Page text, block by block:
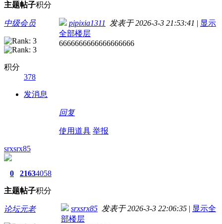
主题帖子积分
中级会员
积分
378
发消息
pipixia1311 发表于 2026-3-3 21:53:41 | 显示
全部楼层
6666666666666666666
回复
使用道具 举报
srxsrx85
0
主题
2163
帖子
4058
积分
论坛元老 srxsrx85 发表于 2026-3-3 22:06:35 | 显示全
部楼层